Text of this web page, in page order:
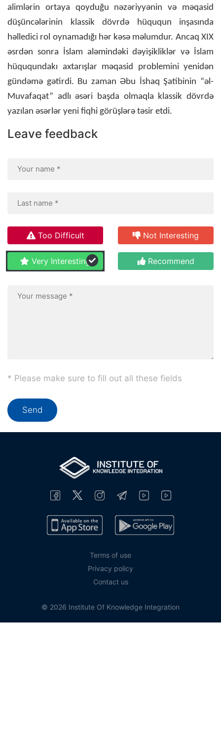
alimlərin ortaya qoyduğu nəzəriyyənin və məqasid
düşüncələrinin klassik dövrdə hüququn inşasında
həlledici rol oynamadığı hər kəsə məlumdur. Ancaq XIX
əsrdən sonra İslam aləmindəki dəyişikliklər və İslam
hüququndakı axtarışlar məqasid problemini yenidən
gündəmə gətirdi. Bu zaman Əbu İshaq Şatibinin “əl-
Muvafaqat” adlı əsəri başda olmaqla klassik dövrdə
yazılan əsərlər yeni fiqhi görüşlərə təsir etdi.
Leave feedback
Too Difficult Not Interesting
Very Interesting Recommend
* Please make sure to fill out all these fields
Terms of use
Privacy policy
Contact us
© 2026 Institute Of Knowledge Integration